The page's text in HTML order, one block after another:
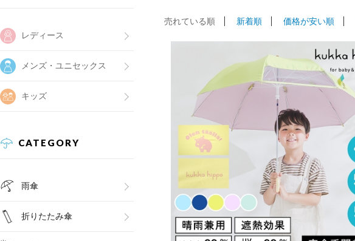
レディース
メンズ・ユニセックス
キッズ
CATEGORY
雨傘
折りたたみ傘
売れている順 新着順 価格が安い順